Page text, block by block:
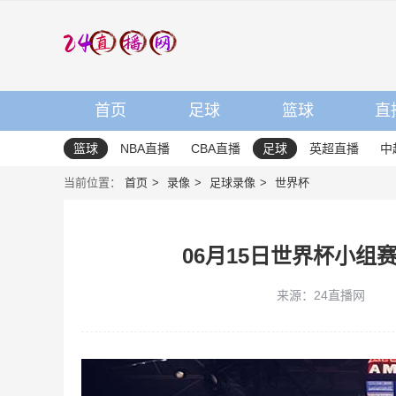
首页 足球 篮球 直
篮球 NBA直播 CBA直播 足球 英超直播 中
当前位置： 首页 录像 足球录像 世界杯
06月15日世界杯小组
来源：24直播网